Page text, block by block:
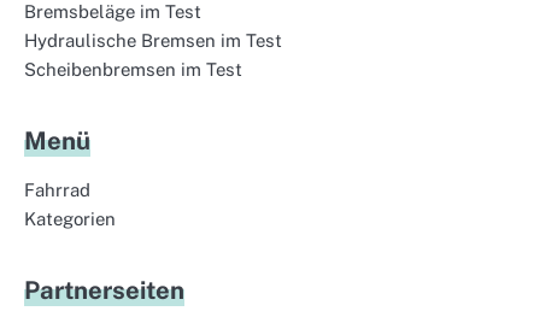
Bremsbeläge im Test
Hydraulische Bremsen im Test
Scheibenbremsen im Test
Menü
Fahrrad
Kategorien
Partnerseiten